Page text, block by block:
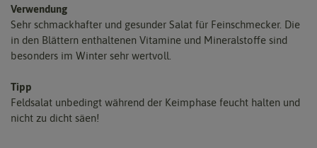
Verwendung
Sehr schmackhafter und gesunder Salat für Feinschmecker. Die
in den Blättern enthaltenen Vitamine und Mineralstoffe sind
besonders im Winter sehr wertvoll.
Tipp
Feldsalat unbedingt während der Keimphase feucht halten und
nicht zu dicht säen!